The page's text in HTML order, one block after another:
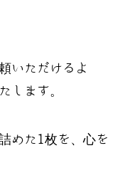
いただけるよ
します。
めた1枚を、心を